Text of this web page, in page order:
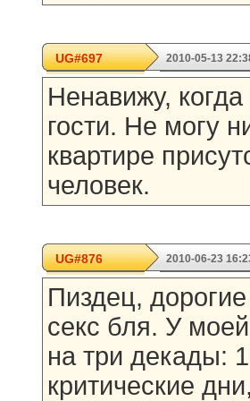
UG#697 2010-05-13
Ненавижу,
гости. Не могу
квартире
человек.
UG#876 2010-06-23
Пиздец,
секс бля. У
на три декады:
критические